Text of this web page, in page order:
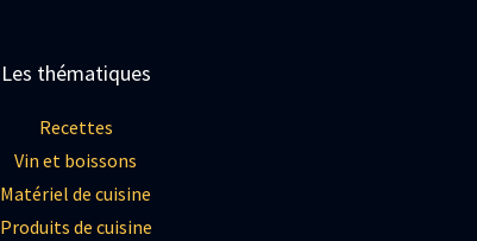
Les thématiques
Recettes
Vin et boissons
Matériel de cuisine
Produits de cuisine